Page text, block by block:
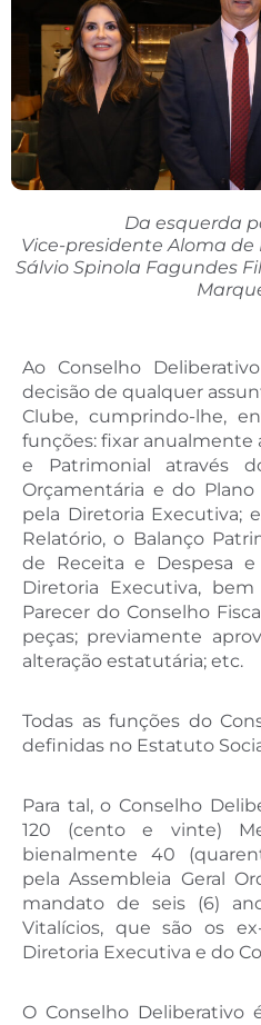
Da esquerda
Vice-presidente Aloma de
Sálvio Spinola Fagundes
Ao Conselho
decisão de qualquer
Clube, cumprindo-lhe,
funções: fixar anualmente
e Patrimonial através
Orçamentária e do
pela Diretoria Executiva;
Relatório, o Balanço
de Receita e Despesa
Diretoria Executiva,
Parecer do Conselho
peças; previamente
alteração estatutária; etc.
Todas as funções do
definidas no Estatuto
Para tal, o Conselho
120 (cento e vinte)
bienalmente 40
pela Assembleia Geral
mandato de seis (6)
Vitalícios, que são os
Diretoria Executiva e do
O Conselho Deliberativo